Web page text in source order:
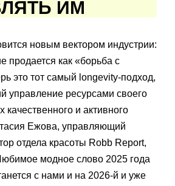
ИМ
новым вектором индустрии:
продается как «борьба с
это тот самый longevity-подход,
управление ресурсами своего
качественного и активного
Ежова, управляющий
отдела красоты Robb Report,
модное слово 2025 года
с нами и на 2026-й и уже